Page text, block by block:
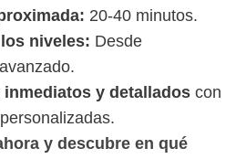
20-40 minutos.
niveles: Desde
inmediatos y detalladoscon
y descubre en qué